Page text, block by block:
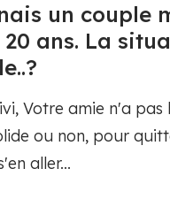
un couple
ans. La
Votre amie n'a pas
ou non, pour
aller...